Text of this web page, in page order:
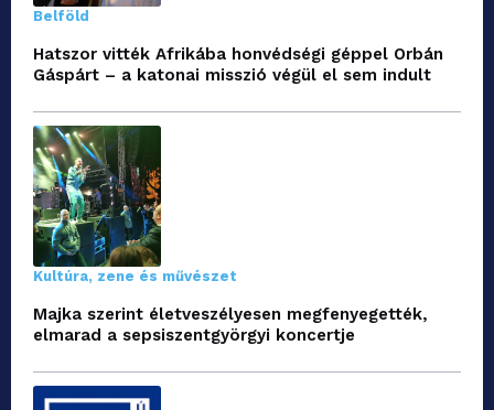
Belföld
Hatszor vitték Afrikába honvédségi géppel Orbán
Gáspárt – a katonai misszió végül el sem indult
Kultúra, zene és művészet
Majka szerint életveszélyesen megfenyegették,
elmarad a sepsiszentgyörgyi koncertje